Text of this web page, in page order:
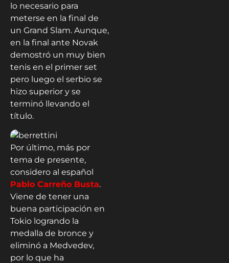
lo necesario para
meterse en la final de
un Grand Slam. Aunque,
en la final ante Novak
demostró un muy bien
tenis en el primer set
pero luego el serbio se
hizo superior y se
terminó llevando el
título.
Por último, más por
tema de presente,
considero al español
Pablo Carreño Busta.
Viene de tener una
buena participación en
Tokio logrando la
medalla de bronce y
eliminó a Medvedev,
por lo que ha